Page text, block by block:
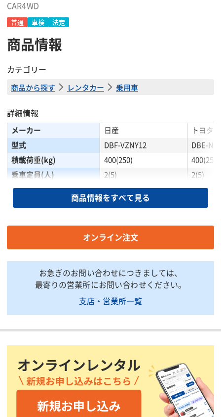
CAR4WD
普通 車検 法定
商品情報
カテゴリー
商品から探す レンタカー 乗用車
詳細情報
メーカー 日産
トヨタ
型式
DBF-VZNY12
DBE-
積載荷重(kg)
400(250)
400(250)
乗車定員(人)
2(5)
2(5)
全長(mm)
4395
4245
全幅(mm)
1830
荷台全幅(mm)
1285
1420/
車両総重量(kg)
1780(1795)
がございます。詳しい仕様につきましては、最寄の営業所までお問い合わせ下さ
ビジネスシーンで大活躍の機動性にすぐれたバンです。
【商品特徴】
雪道や坂道など、悪路走行時にも安定性の高い4輪駆動タイプで
商品情報をすべて見る
オンライン注文
お急ぎのお問い合わせにつきましては、
最寄りの営業所にお問い合わせください。
支店・営業所一覧